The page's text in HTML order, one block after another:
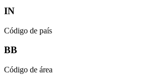
IN
Código de país
BB
Código de área